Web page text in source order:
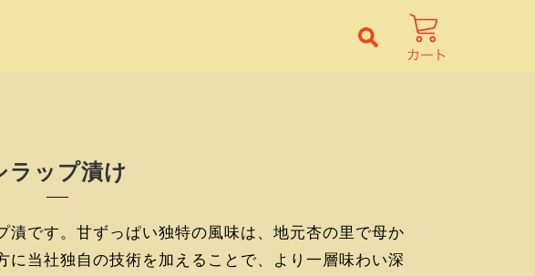
ラップ漬け
漬です。甘ずっぱい独特の風味は、地元杏の里で母か
に当社独自の技術を加えることで、より一層味わい深